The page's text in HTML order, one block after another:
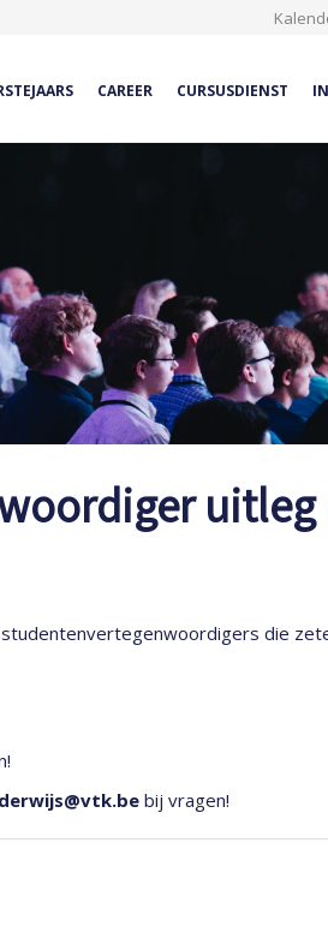
CAREER CURSUSDIENST
die
bij vragen!